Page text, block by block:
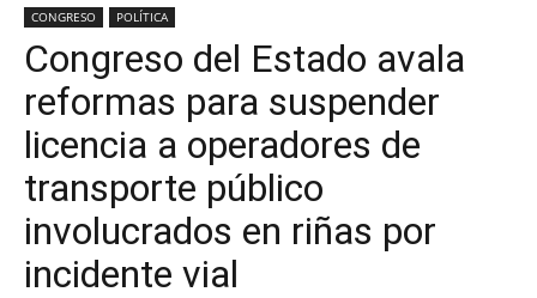
CONGRESO POLÍTICA
Congreso del Estado avala
reformas para suspender
licencia a operadores de
transporte público
involucrados en riñas por
incidente vial